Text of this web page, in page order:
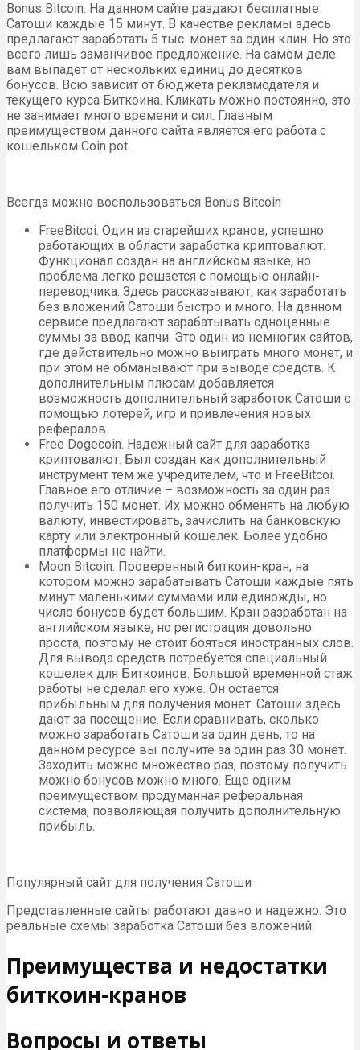
Bonus Bitcoin. На данном сайте раздают бесплатные
Сатоши каждые 15 минут. В качестве рекламы здесь
предлагают заработать 5 тыс. монет за один клин. Но это
всего лишь заманчивое предложение. На самом деле
вам выпадет от нескольких единиц до десятков
бонусов. Всю зависит от бюджета рекламодателя и
текущего курса Биткоина. Кликать можно постоянно, это
не занимает много времени и сил. Главным
преимуществом данного сайта является его работа с
кошельком Coin pot.
Всегда можно воспользоваться Bonus Bitcoin
FreeBitcoi. Один из старейших кранов, успешно
работающих в области заработка криптовалют.
Функционал создан на английском языке, но
проблема легко решается с помощью онлайн-
переводчика. Здесь рассказывают, как заработать
без вложений Сатоши быстро и много. На данном
сервисе предлагают зарабатывать одноценные
суммы за ввод капчи. Это один из немногих сайтов,
где действительно можно выиграть много монет, и
при этом не обманывают при выводе средств. К
дополнительным плюсам добавляется
возможность дополнительный заработок Сатоши с
помощью лотерей, игр и привлечения новых
рефералов.
Free Dogecoin. Надежный сайт для заработка
криптовалют. Был создан как дополнительный
инструмент тем же учредителем, что и FreeBitcoi.
Главное его отличие – возможность за один раз
получить 150 монет. Их можно обменять на любую
валюту, инвестировать, зачислить на банковскую
карту или электронный кошелек. Более удобно
платформы не найти.
Moon Bitcoin. Проверенный биткоин-кран, на
котором можно зарабатывать Сатоши каждые пять
минут маленькими суммами или единожды, но
число бонусов будет большим. Кран разработан на
английском языке, но регистрация довольно
проста, поэтому не стоит бояться иностранных слов.
Для вывода средств потребуется специальный
кошелек для Биткоинов. Большой временной стаж
работы не сделал его хуже. Он остается
прибыльным для получения монет. Сатоши здесь
дают за посещение. Если сравнивать, сколько
можно заработать Сатоши за один день, то на
данном ресурсе вы получите за один раз 30 монет.
Заходить можно множество раз, поэтому получить
можно бонусов можно много. Еще одним
преимуществом продуманная реферальная
система, позволяющая получить дополнительную
прибыль.
Популярный сайт для получения Сатоши
Представленные сайты работают давно и надежно. Это
реальные схемы заработка Сатоши без вложений.
Преимущества и недостатки
биткоин-кранов
Вопросы и ответы